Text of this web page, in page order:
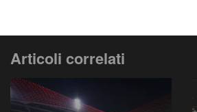
Articoli correlati